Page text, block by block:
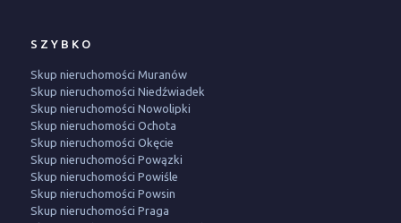
SZYBKO
Skup nieruchomości Muranów
Skup nieruchomości Niedźwiadek
Skup nieruchomości Nowolipki
Skup nieruchomości Ochota
Skup nieruchomości Okęcie
Skup nieruchomości Powązki
Skup nieruchomości Powiśle
Skup nieruchomości Powsin
Skup nieruchomości Praga